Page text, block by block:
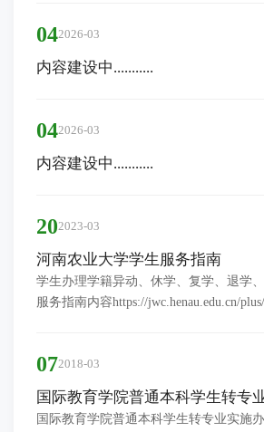
042026-03
内容建设中...........
042026-03
内容建设中...........
202023-03
河南农业大学学生服务指南
学生办理学籍异动、休学、复学、退学
服务指南内容https://jwc.henau.edu.cn/
072018-03
国际教育学院普通本科学生转专
国际教育学院普通本科学生转专业实施